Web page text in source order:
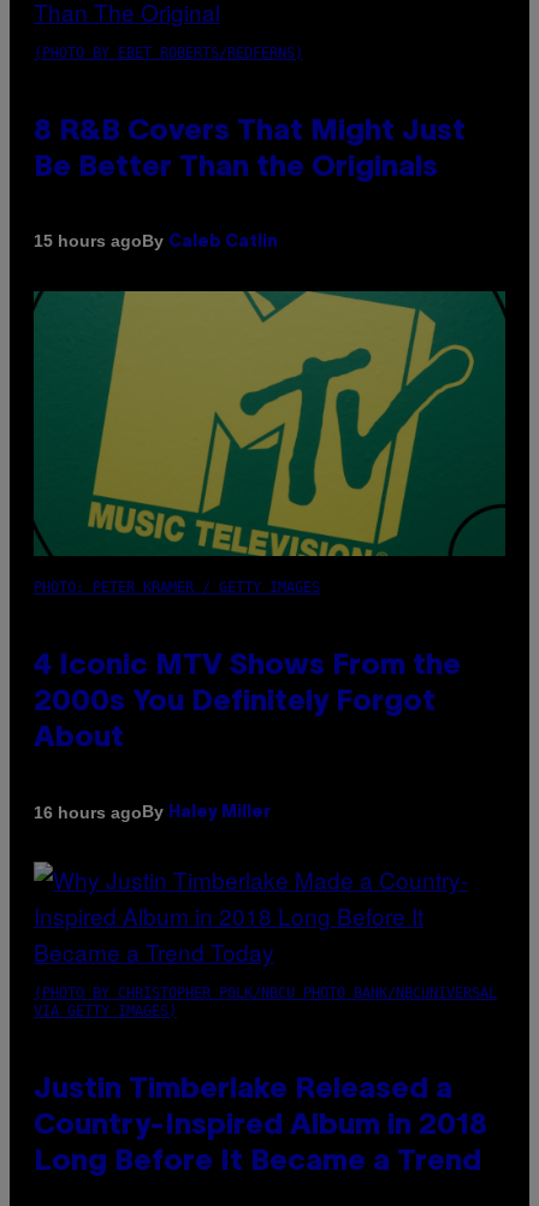
(PHOTO BY EBET ROBERTS/REDFERNS)
8 R&B Covers That Might Just
Be Better Than the Originals
15 hours agoBy Caleb Catlin
PHOTO: PETER KRAMER / GETTY IMAGES
4 Iconic MTV Shows From the
2000s You Definitely Forgot
About
16 hours agoBy Haley Miller
(PHOTO BY CHRISTOPHER POLK/NBCU PHOTO BANK/NBCUNIVERSAL
VIA GETTY IMAGES)
Justin Timberlake Released a
Country-Inspired Album in 2018
Long Before It Became a Trend